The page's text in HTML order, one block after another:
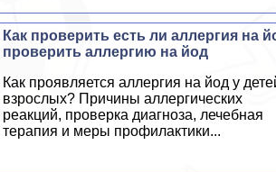
Как проверить есть ли аллергия на
проверить аллергию на йод
Как проявляется аллергия на йод у
взрослых? Причины аллергических
реакций, проверка диагноза, лечебная
терапия и меры профилактики...